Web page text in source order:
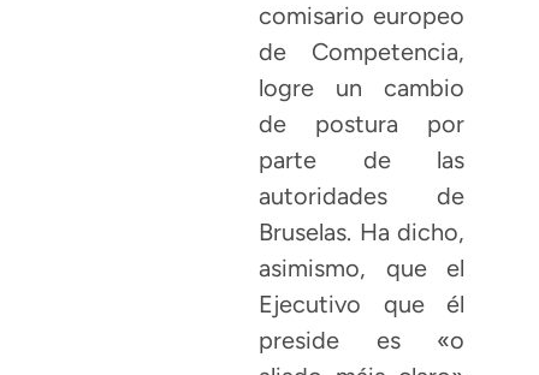
comisario europeo
de Competencia,
logre un cambio
de postura por
parte de las
autoridades de
Bruselas. Ha dicho,
asimismo, que el
Ejecutivo que él
preside es «o